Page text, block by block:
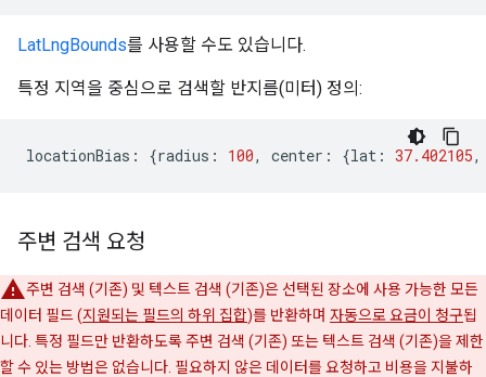
LatLngBounds를 사용할 수도 있습니다.
특정 지역을 중심으로 검색할 반지름(미터) 정의:
locationBias : {radius : 100, center : {lat : 37.402105,
주변 검색 요청
주변 검색 (기존) 및 텍스트 검색 (기존)은 선택된 장소에 사용 가능한 모든
데이터 필드 (지원되는 필드의 하위 집합)를 반환하며 자동으로 요금이 청구됩
니다. 특정 필드만 반환하도록 주변 검색 (기존) 또는 텍스트 검색 (기존)을 제한
할 수 있는 방법은 없습니다. 필요하지 않은 데이터를 요청하고 비용을 지불하